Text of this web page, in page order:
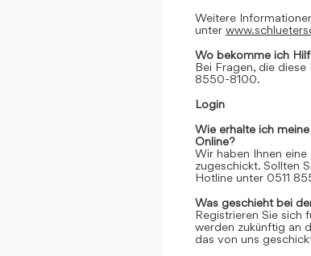
Weitere
unter
Wo bekomme ich
Bei Fragen, die
8550-8100.
Login
Wie erhalte ich
Online?
Wir haben Ihnen
zugeschickt. Sollten
Hotline unter 0511
Was geschieht bei
Registrieren Sie sich
werden zukünftig an
das von uns